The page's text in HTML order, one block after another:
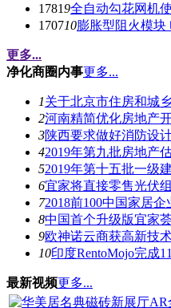
17819全自动勾花网机
170710膨胀型阻火模块
更多...
净化商圈内事更多...
1关于北京市住房和城
2河南精简优化房地产
3陕西要求做好消防设
42019年第九批房地产
52019年第十五批一级
6宜家将直接零售光伏
72018前100中国家居
8中国首个升级版宜家
9欧神诺云商获高新技
10印度RentoMojo完成
最新视频更多...